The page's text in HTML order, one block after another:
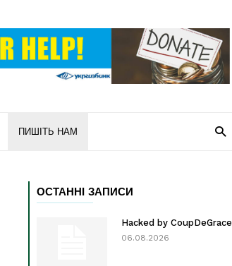
ПИШІТЬ НАМ
ОСТАННІ ЗАПИСИ
Hacked by CoupDeGrace
06.08.2026